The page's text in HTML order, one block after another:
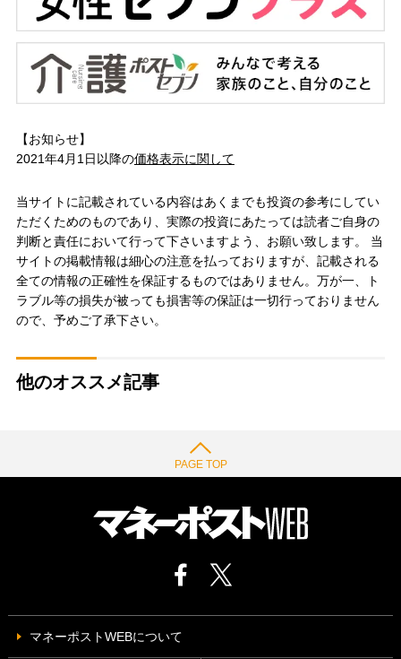
【お知らせ】
2021年4月1日以降の価格表示に関して
当サイトに記載されている内容はあくまでも投資の参考にしてい
ただくためのものであり、実際の投資にあたっては読者ご自身の
判断と責任において行って下さいますよう、お願い致します。 当
サイトの掲載情報は細心の注意を払っておりますが、記載される
全ての情報の正確性を保証するものではありません。万が一、ト
ラブル等の損失が被っても損害等の保証は一切行っておりません
ので、予めご了承下さい。
他のオススメ記事
PAGE TOP
マネーポストWEBについて